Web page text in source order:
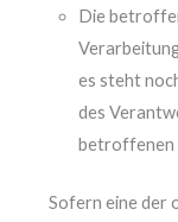
Die
es steht
des
betroffenen
Sofern eine der